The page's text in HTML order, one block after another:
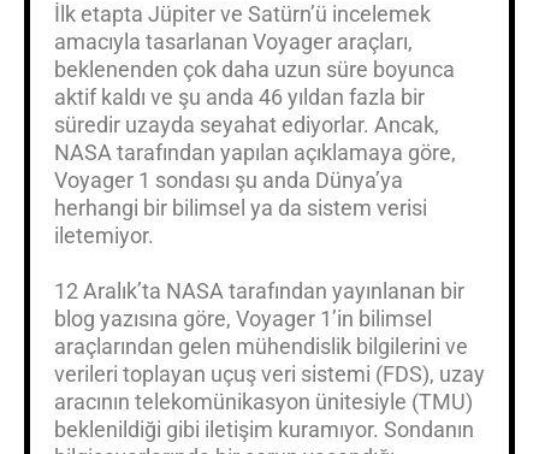
İlk etapta Jüpiter ve Satürn’ü incelemek
amacıyla tasarlanan Voyager araçları,
beklenenden çok daha uzun süre boyunca
aktif kaldı ve şu anda 46 yıldan fazla bir
süredir uzayda seyahat ediyorlar. Ancak,
NASA tarafından yapılan açıklamaya göre,
Voyager 1 sondası şu anda Dünya’ya
herhangi bir bilimsel ya da sistem verisi
iletemiyor.
12 Aralık’ta NASA tarafından yayınlanan bir
blog yazısına göre, Voyager 1’in bilimsel
araçlarından gelen mühendislik bilgilerini ve
verileri toplayan uçuş veri sistemi (FDS), uzay
aracının telekomünikasyon ünitesiyle (TMU)
beklenildiği gibi iletişim kuramıyor. Sondanın